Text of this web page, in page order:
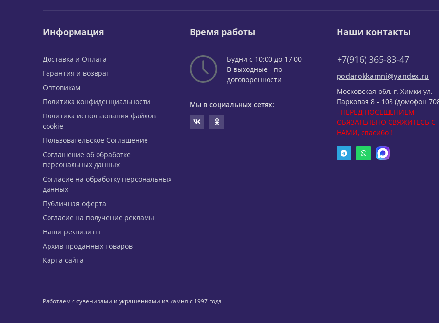
Информация
Доставка и Оплата
Гарантия и возврат
Оптовикам
Политика конфиденциальности
Политика использования файлов
cookie
Пользовательское Соглашение
Соглашение об обработке
персональных данных
Согласие на обработку персональных
данных
Публичная оферта
Согласие на получение рекламы
Наши реквизиты
Архив проданных товаров
Карта сайта
Время работы
Будни с 10:00 до 17:00
В выходные - по
договоренности
Мы в социальных сетях:
Наши контакты
+7(916) 365-83-47
podarokkamni@yandex.ru
Московская обл. г. Химки ул.
Парковая 8 - 108 (домофон
- ПЕРЕД ПОСЕЩЕНИЕМ
ОБЯЗАТЕЛЬНО СВЯЖИТЕСЬ С
НАМИ, спасибо !
Работаем с сувенирами и украшениями из камня с 1997 года